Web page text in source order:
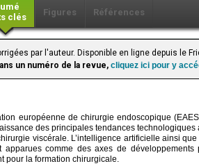
clés
Figures Références
par l'auteur. Disponible en ligne depuis le
un numéro de la revue, cliquez ici pour y
européenne de chirurgie endoscopique
des principales tendances
viscérale. L’intelligence artificielle ainsi
apparues comme des axes de
pour la formation chirurgicale.